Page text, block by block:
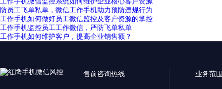
防员工飞单私单，微信工作手机助力预防违规行为
工作手机如何做好员工微信监控及客户资源的掌控
工作手机监控员工工作微信，严防飞单私单
工作手机如何维护客户，提高企业销售额？
售前咨询热线 业务范